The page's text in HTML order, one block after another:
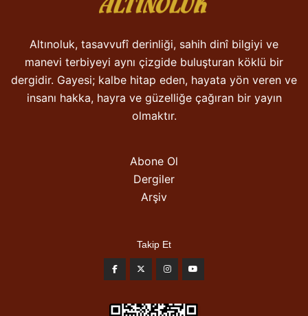
Altınoluk, tasavvufî derinliği, sahih dinî bilgiyi ve
manevi terbiyeyi aynı çizgide buluşturan köklü bir
dergidir. Gayesi; kalbe hitap eden, hayata yön veren ve
insanı hakka, hayra ve güzelliğe çağıran bir yayın
olmaktır.
Abone Ol
Dergiler
Arşiv
Takip Et